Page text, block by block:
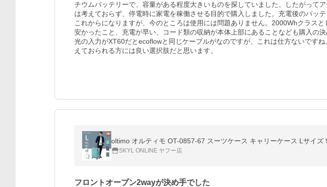
チウムバッテリーで、容量がある程度大きいものを探していました。したがって
は考えておらず、停電時に家電を稼働させる目的で購入しました。充電後のバッ
これからになりますが、今のところは使用には問題ありません。2000Whクラス
安かったこと、充電が早い、コード類の収納が本体上部にあることなども購入の
光の入力がXT60だとecoflowと同じケーブルがなのですが、これは仕方ないです
えておられる方には良い選択肢だと思います。
oltimo オルティモ OT-0857-67 スーツケース キャリーケース Lサイ
SKYL ONLINE ヤフー店
フロントオープン2wayが決め手でした